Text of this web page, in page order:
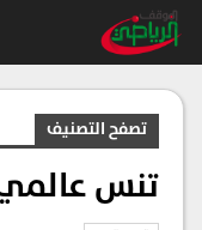
تصفح التصنيف
تنس عالمي